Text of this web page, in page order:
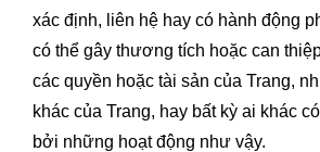
xác định, liên hệ hay có hành động
có thể gây thương tích hoặc can
các quyền hoặc tài sản của Trang,
khác của Trang, hay bất kỳ ai khác
bởi những hoạt động như vậy.